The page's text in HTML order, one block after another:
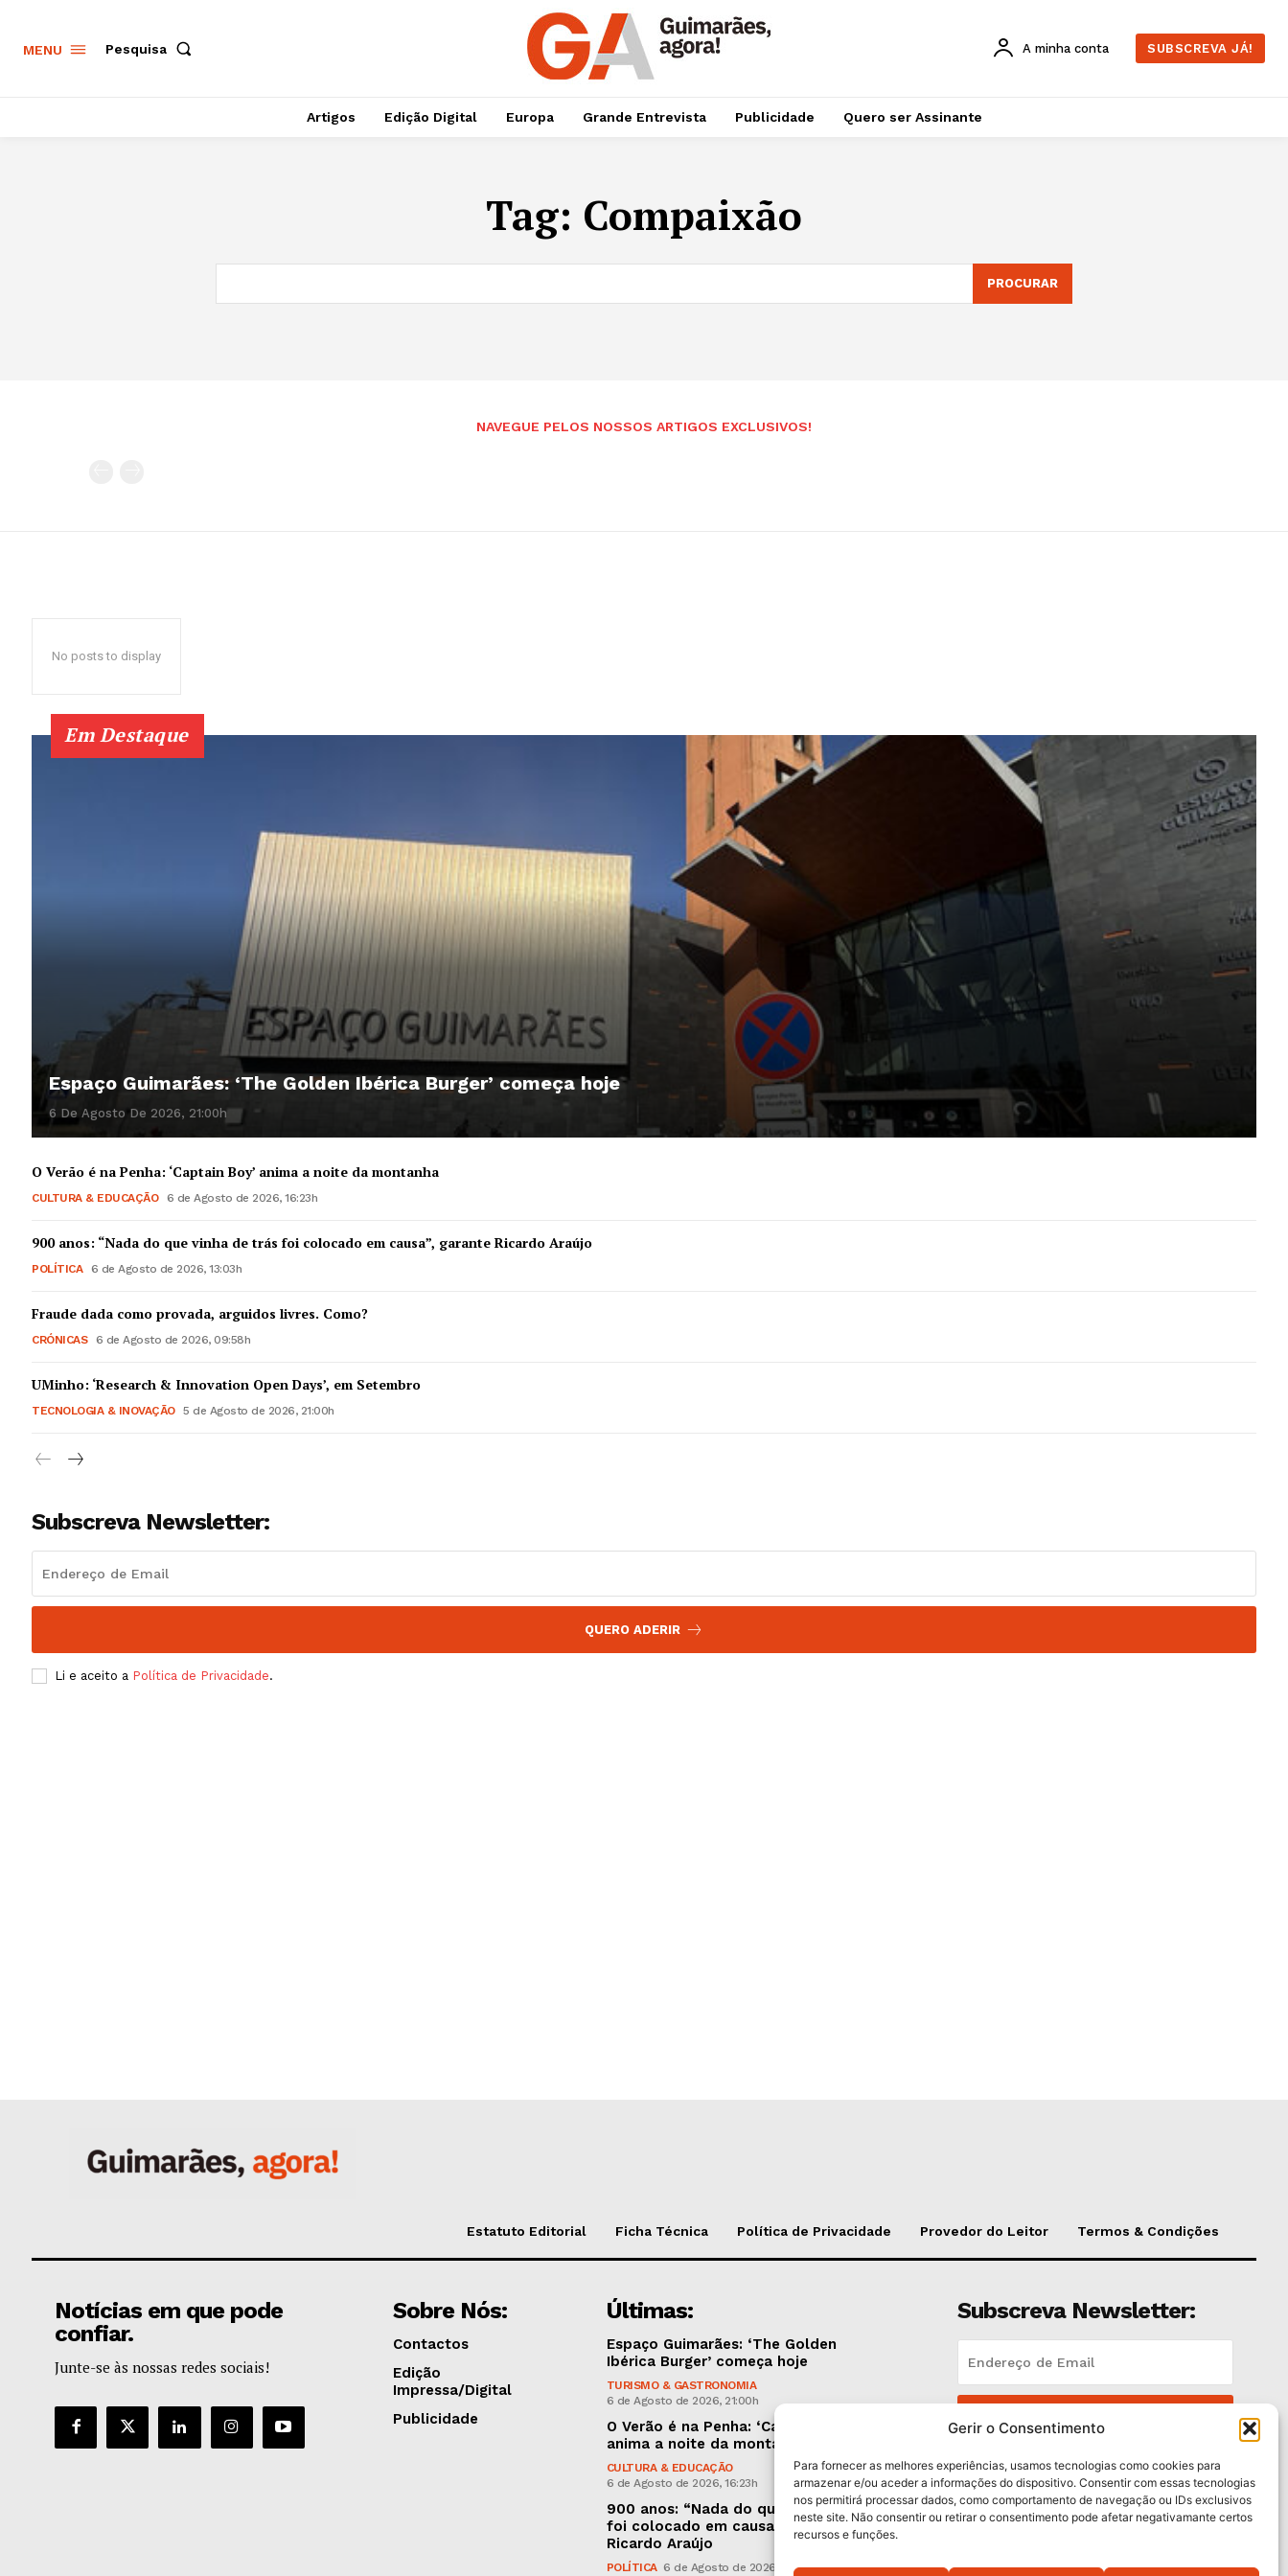
Guimarães, agora!
Gerir o Consentimento
Para fornecer as melhores experiências, usamos tecnologias como cookies para
armazenar e/ou aceder a informações do dispositivo. Consentir com essas tecnologias
nos permitirá processar dados, como comportamento de navegação ou IDs exclusivos
neste site. Não consentir ou retirar o consentimento pode afetar negativamante certos
recursos e funções.
MENU Pesquisa A minha conta SUBSCREVA JÁ!
Artigos Edição Digital Europa Grande Entrevista Publicidade Quero ser Assinante
Tag: Compaixão
PROCURAR
NAVEGUE PELOS NOSSOS ARTIGOS EXCLUSIVOS!
No posts to display
Em Destaque
Espaço Guimarães: ‘The Golden Ibérica Burger’ começa hoje
6 De Agosto De 2026, 21:00h
O Verão é na Penha: ‘Captain Boy’ anima a noite da montanha
CULTURA & EDUCAÇÃO 6 de Agosto de 2026, 16:23h
900 anos: “Nada do que vinha de trás foi colocado em causa”, garante Ricardo Araújo
POLÍTICA 6 de Agosto de 2026, 13:03h
Fraude dada como provada, arguidos livres. Como?
CRÓNICAS 6 de Agosto de 2026, 09:58h
UMinho: ‘Research & Innovation Open Days’, em Setembro
TECNOLOGIA & INOVAÇÃO 5 de Agosto de 2026, 21:00h
Subscreva Newsletter:
QUERO ADERIR
Li e aceito a Política de Privacidade.
Estatuto Editorial Ficha Técnica Política de Privacidade Provedor do Leitor Termos & Condições
Notícias em que pode
confiar.
Junte-se às nossas redes sociais!
Sobre Nós:
Contactos
Edição
Impressa/Digital
Publicidade
Últimas:
Espaço Guimarães: ‘The Golden
Ibérica Burger’ começa hoje
TURISMO & GASTRONOMIA
6 de Agosto de 2026, 21:00h
O Verão é na Penha: ‘Captain Boy’
anima a noite da montanha
CULTURA & EDUCAÇÃO
6 de Agosto de 2026, 16:23h
900 anos: “Nada do que vinha de trás
foi colocado em causa”, garante
Ricardo Araújo
POLÍTICA 6 de Agosto de 2026, 13:03h
Subscreva Newsletter:
Li e aceito aPolítica de Privacidade .